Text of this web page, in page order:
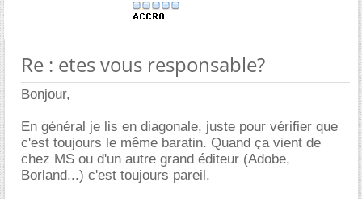
Re : etes vous responsable?
Bonjour,
En général je lis en diagonale, juste pour vérifier que
c'est toujours le même baratin. Quand ça vient de
chez MS ou d'un autre grand éditeur (Adobe,
Borland...) c'est toujours pareil.